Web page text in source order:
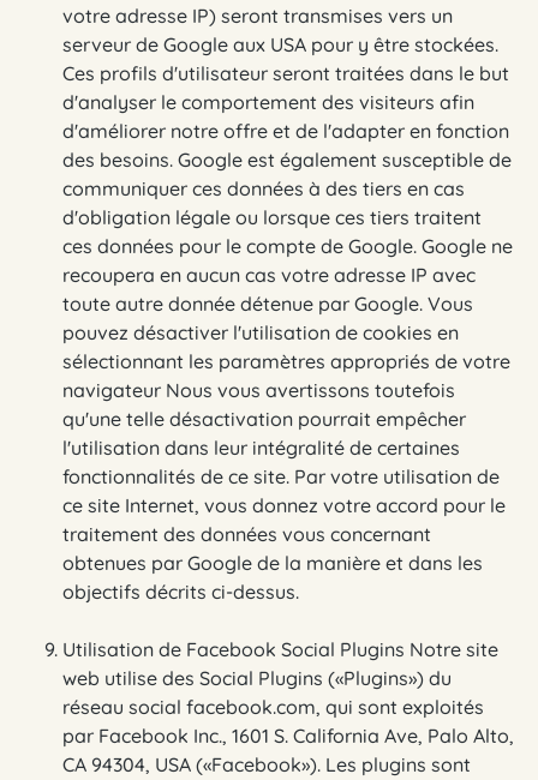
votre adresse IP) seront transmises vers un
serveur de Google aux USA pour y être stockées.
Ces profils d'utilisateur seront traitées dans le but
d'analyser le comportement des visiteurs afin
d'améliorer notre offre et de l'adapter en fonction
des besoins. Google est également susceptible de
communiquer ces données à des tiers en cas
d'obligation légale ou lorsque ces tiers traitent
ces données pour le compte de Google. Google ne
recoupera en aucun cas votre adresse IP avec
toute autre donnée détenue par Google. Vous
pouvez désactiver l'utilisation de cookies en
sélectionnant les paramètres appropriés de votre
navigateur Nous vous avertissons toutefois
qu'une telle désactivation pourrait empêcher
l'utilisation dans leur intégralité de certaines
fonctionnalités de ce site. Par votre utilisation de
ce site Internet, vous donnez votre accord pour le
traitement des données vous concernant
obtenues par Google de la manière et dans les
objectifs décrits ci-dessus.
Utilisation de Facebook Social Plugins Notre site
web utilise des Social Plugins («Plugins») du
réseau social facebook.com, qui sont exploités
par Facebook Inc., 1601 S. California Ave, Palo Alto,
CA 94304, USA («Facebook»). Les plugins sont